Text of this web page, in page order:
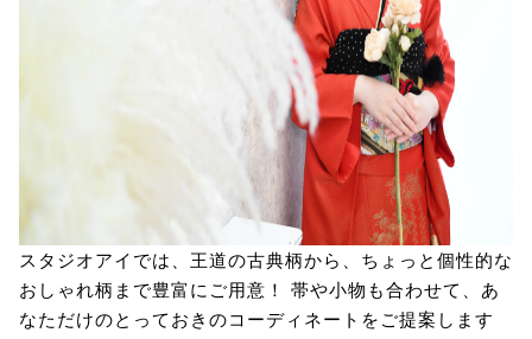
スタジオアイでは、王道の古典柄から、ちょっと個性的な
おしゃれ柄まで豊富にご用意！ 帯や小物も合わせて、あ
なただけのとっておきのコーディネートをご提案します